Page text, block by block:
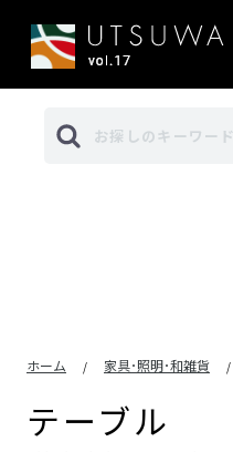
ホーム / 家具･照明･和雑貨 /
テーブル